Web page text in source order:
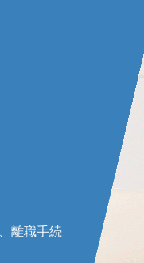
離職手続